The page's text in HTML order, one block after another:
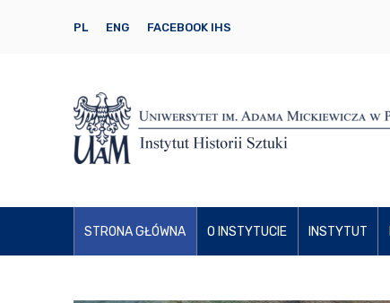
PL ENG FACEBOOK IHS
STRONA GŁÓWNA O INSTYTUCIE INSTYTUT